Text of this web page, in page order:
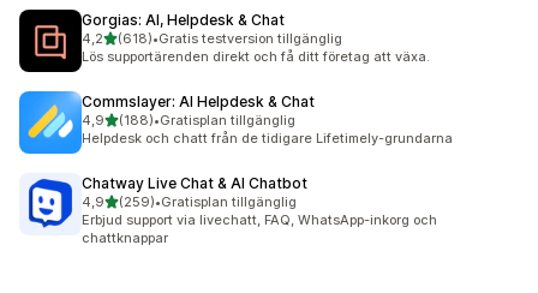
Gorgias: AI, Helpdesk & Chat
4,2av 5 stjärnor
(618)
618 recensioner totalt
•Gratis testversion tillgänglig
Lös supportärenden direkt och få ditt företag att växa.
Commslayer: AI Helpdesk & Chat
4,9av 5 stjärnor
(188)
188 recensioner totalt
•Gratisplan tillgänglig
Helpdesk och chatt från de tidigare Lifetimely-grundarna
Chatway Live Chat & AI Chatbot
4,9av 5 stjärnor
(259)
259 recensioner totalt
•Gratisplan tillgänglig
Erbjud support via livechatt, FAQ, WhatsApp-inkorg och
chattknappar